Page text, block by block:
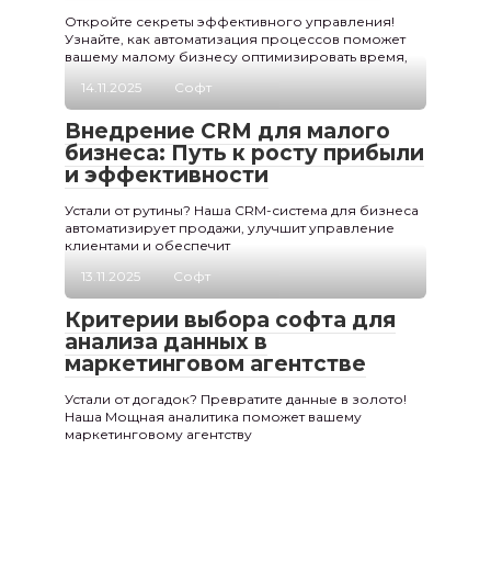
Откройте секреты эффективного управления!
Узнайте, как автоматизация процессов поможет
вашему малому бизнесу оптимизировать время,
14.11.2025
Софт
Внедрение CRM для малого
бизнеса: Путь к росту прибыли
и эффективности
Устали от рутины? Наша CRM-система для бизнеса
автоматизирует продажи, улучшит управление
клиентами и обеспечит
13.11.2025
Софт
Критерии выбора софта для
анализа данных в
маркетинговом агентстве
Устали от догадок? Превратите данные в золото!
Наша Мощная аналитика поможет вашему
маркетинговому агентству